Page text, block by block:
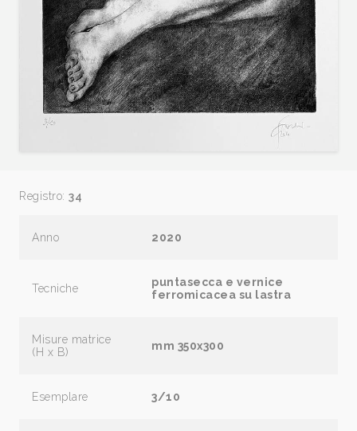
Registro: 34
Anno 2020
Tecniche
puntasecca e vernice
ferromicacea su lastra
Misure matrice
(H x B)
mm 350x300
Esemplare 3/10